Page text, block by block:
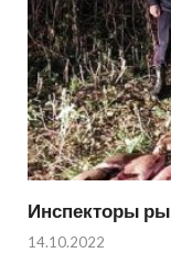
Инспекторы
14.10.2022